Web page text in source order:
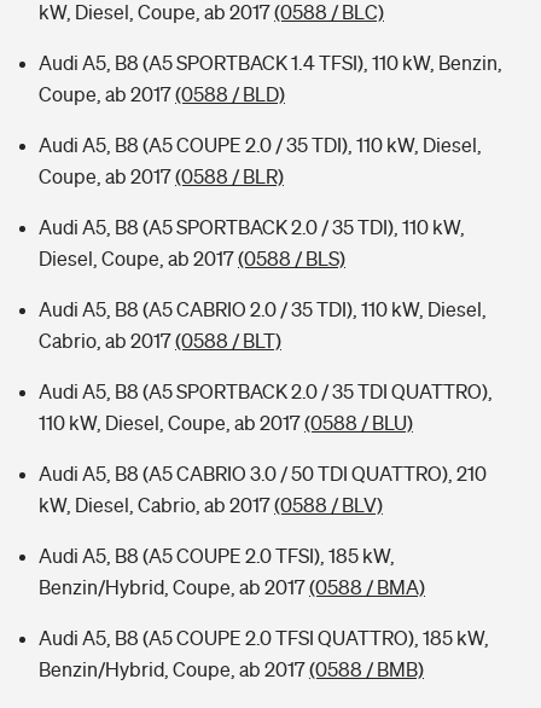
kW, Diesel, Coupe, ab 2017(0588 / BLC)
Audi A5, B8 (A5 SPORTBACK 1.4 TFSI), 110 kW, Benzin,
Coupe, ab 2017(0588 / BLD)
Audi A5, B8 (A5 COUPE 2.0 / 35 TDI), 110 kW, Diesel,
Coupe, ab 2017(0588 / BLR)
Audi A5, B8 (A5 SPORTBACK 2.0 / 35 TDI), 110 kW,
Diesel, Coupe, ab 2017(0588 / BLS)
Audi A5, B8 (A5 CABRIO 2.0 / 35 TDI), 110 kW, Diesel,
Cabrio, ab 2017(0588 / BLT)
Audi A5, B8 (A5 SPORTBACK 2.0 / 35 TDI QUATTRO),
110 kW, Diesel, Coupe, ab 2017(0588 / BLU)
Audi A5, B8 (A5 CABRIO 3.0 / 50 TDI QUATTRO), 210
kW, Diesel, Cabrio, ab 2017(0588 / BLV)
Audi A5, B8 (A5 COUPE 2.0 TFSI), 185 kW,
Benzin/Hybrid, Coupe, ab 2017(0588 / BMA)
Audi A5, B8 (A5 COUPE 2.0 TFSI QUATTRO), 185 kW,
Benzin/Hybrid, Coupe, ab 2017(0588 / BMB)